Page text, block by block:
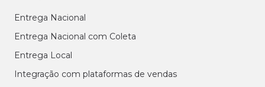
Entrega Nacional
Entrega Nacional com Coleta
Entrega Local
Integração com plataformas de vendas